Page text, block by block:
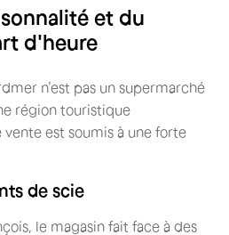
et du
d'heure
n’est pas un supermarché
région touristique
est soumis à une forte
de scie
le magasin fait face à des